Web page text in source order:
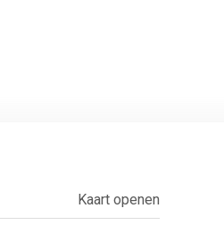
Kaart openen